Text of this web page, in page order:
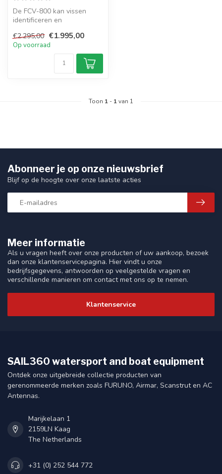
De FCV-800 kan vissen
identificeren en
geavanceerde identif...
€2.295,00 €1.995,00
Op voorraad
Toon 1 - 1van 1
Meer informatie
Als u vragen heeft over onze producten of uw aankoop, bezoek
dan onze klantenservicepagina. Hier vindt u onze
bedrijfsgegevens, antwoorden op veelgestelde vragen en
verschillende manieren om contact met ons op te nemen.
Klantenservice
Abonneer je op onze nieuwsbrief
Blijf op de hoogte over onze laatste acties
SAIL360 watersport and boat equipment
Ontdek onze uitgebreide collectie producten van
gerenommeerde merken zoals FURUNO, Airmar, Scanstrut en AC
Antennas.
Marijkelaan 1
2159LN Kaag
The Netherlands
+31 (0) 252 544 772